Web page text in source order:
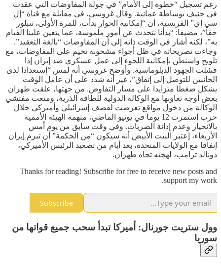
رغم تسجيل “خطوة إلى الأمام” في جولة المفاوضات التي عقدت
في جنيف بوساطة عمانية. وقال غروسي، في مقابلة مع قناة “إل
سي إي” الفرنسية، أن “إمكانية الحوار بدأت، للمرة الأولى، تتبلور
حقا”، مضيفا: “بدأنا نتحدث عن أمور ملموسة، عما يتعين علينا القيام
به”، لكنه أشار في الوقت ذاته إلى أن المفاوضات “بالغة التعقيد”.
وجاءت تصريحاته في ظل أجواء مشحونة تخيم على المفاوضات، مع
تلويح واشنطن بإمكانية اللجوء إلى عمل عسكري ضد إيران إذا
فشلت الجهود الدبلوماسية. وأوضح غروسي أنه لمس “إستعدادا لدى
الجانبين للتوصل إلى إتفاق”، غير أنه شدد على أن عامل الوقت
يشكل ضغطا متزايدا على مسار التفاوض. من جهتها، علقت طهران
بعض أوجه تعاونها مع الوكالة الدولية للطاقة الذرية، ومنعت مفتشي
الوكالة من دخول مواقع تعرضت لقصف إسرائيلي وأميركي خلال
حرب إستمرت 12 يوما في يونيو الماضي، متهمة الهيئة الأممية
بالانحياز وعدم إدانة الضربات. وفي وقت سابق من يوم أمس
الأربعاء، إعتبر البيت الأبيض أنه سيكون “من الحكمة” أن تبرم إيران
إتفاقا مع الولايات المتحدة، بعد أيام من تصعيد الرئيس الأميركي،
دونالد ترامب، لهجته تجاه طهران.
Thanks for reading! Subscribe for free to receive new posts and
support my work.
Subscribe
وول ستريت جورنال: أميركا تبدأ سحب جميع قواتها من
سوريا